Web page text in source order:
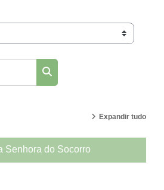
Buscar cursos
Expandir tudo
Senhora do Socorro